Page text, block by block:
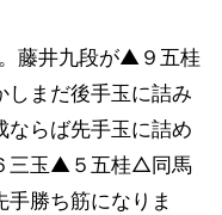
藤井九段が▲９五桂
しまだ後手玉に詰み
らば先手玉に詰め
三玉▲５五桂△同馬
勝ち筋になりま